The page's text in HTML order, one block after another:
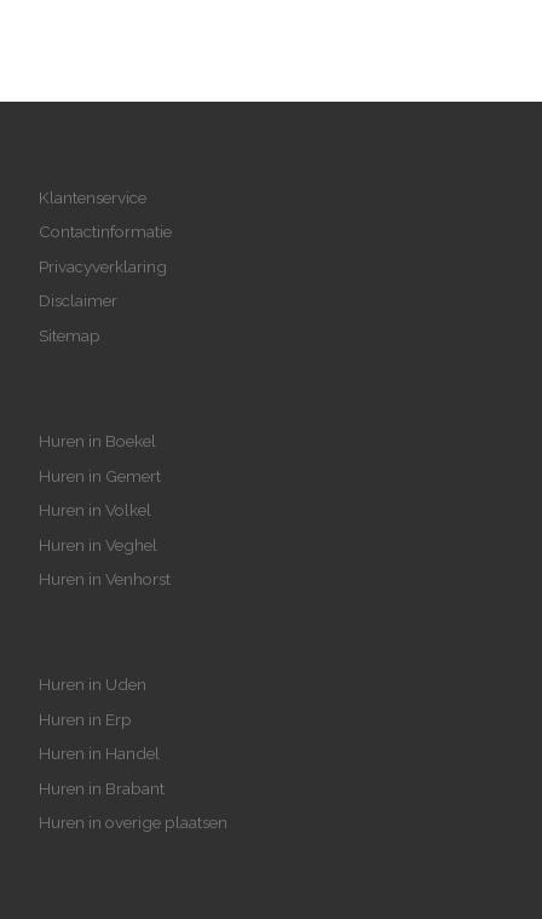
Klantenservice
Contactinformatie
Privacyverklaring
Disclaimer
Sitemap
Huren in Boekel
Huren in Gemert
Huren in Volkel
Huren in Veghel
Huren in Venhorst
Huren in Uden
Huren in Erp
Huren in Handel
Huren in Brabant
Huren in overige plaatsen